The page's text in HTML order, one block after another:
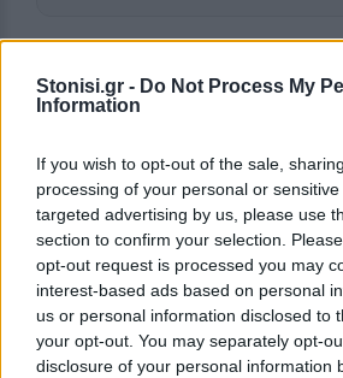
Stonisi.gr - Do Not Process My
Information
If you wish to opt-out of the sale,
processing of your personal or
targeted advertising by us, please use
section to confirm your selection.
opt-out request is processed you may
interest-based ads based on personal
us or personal information disclosed to
your opt-out. You may separately opt-
disclosure of your personal information
ΣΤΗΝ ΙΔΙΑ ΚΑΤΗΓΟΡΙΑ
Καλοκαιρινή γιορτή για τα
παιδιά της «Κυψέλης»
Μουσική, τραγούδι και χορός στη
Λέσχη Αξιωματικών από τον
Ελληνικό Ερυθρό Σταυρό και την
98 ΑΔΤΕ
ΡΕΠΟΡΤΑΖ